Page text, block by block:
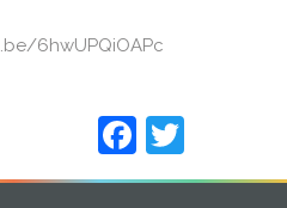
6hwUPQiOAPc